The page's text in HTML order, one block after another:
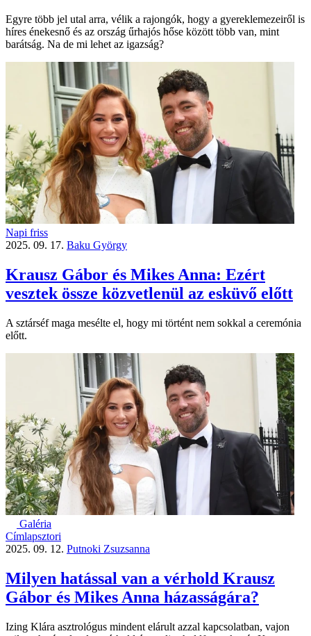
Egyre több jel utal arra, vélik a rajongók, hogy a gyerek­lemezeiről is
híres énekesnő és az ország űrhajós hőse között több van, mint
barátság. Na de mi lehet az igazság?
Napi friss
2025. 09. 17. Baku György
Krausz Gábor és Mikes Anna: Ezért
vesztek össze közvetlenül az esküvő előtt
A sztárséf maga mesélte el, hogy mi történt nem sokkal a ceremónia
előtt.
Galéria
Címlapsztori
2025. 09. 12. Putnoki Zsuzsanna
Milyen hatással van a vérhold Krausz
Gábor és Mikes Anna házasságára?
Izing Klára asztrológus mindent elárult azzal kapcsolatban, vajon